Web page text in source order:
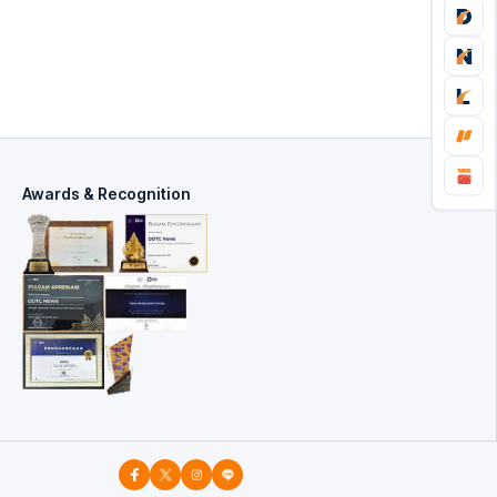
Awards & Recognition